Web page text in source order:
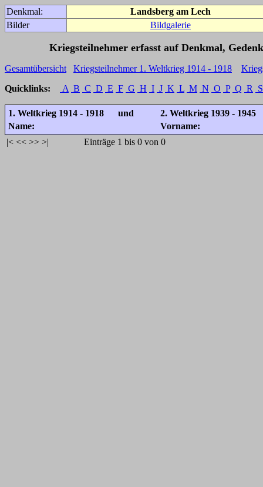
Denkmal:
Landsberg am Lech
Bilder
Bildgalerie
Kriegsteilnehmer erfasst auf Denkmal,
Gesamtübersicht Kriegsteilnehmer 1. Weltkrieg 1914 - 1918
Quicklinks:
A B C D E F G H I J K L M N O P Q R S
1. Weltkrieg 1914 - 1918 und
2. Weltkrieg 1939 - 1945
Name:
Vorname:
|< << >> >| Einträge 1 bis 0 von 0